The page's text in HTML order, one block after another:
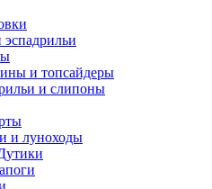
и топсайдеры
и слипоны
и луноходы